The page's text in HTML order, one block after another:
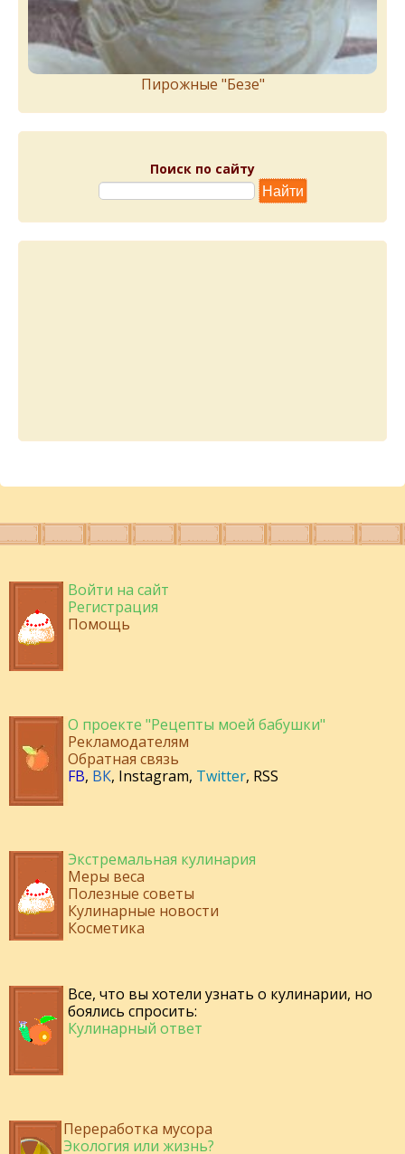
Пирожныe "Бeзe"
Поиск по сайту
Войти на сайт
Регистрация
Помощь
О проекте "Рецепты моей бабушки"
Рекламодателям
Обратная связь
FB, ВК, Instagram, Twitter, RSS
Экстремальная кулинария
Меры веса
Полезные советы
Кулинарные новости
Косметика
Все, что вы хотели узнать о кулинарии, но
боялись спросить:
Кулинарный ответ
Переработка мусора
Экология или жизнь?